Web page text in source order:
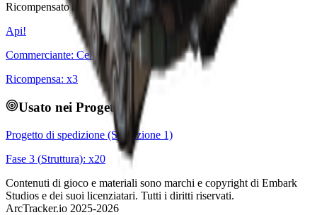
Ricompensato da:
Api!
Commerciante: Celeste
Ricompensa: x3
Usato nei Progetti
Progetto di spedizione (Spedizione 1)
Fase 3 (Struttura): x20
Contenuti di gioco e materiali sono marchi e copyright di Embark
Studios e dei suoi licenziatari. Tutti i diritti riservati.
ArcTracker.io 2025-2026